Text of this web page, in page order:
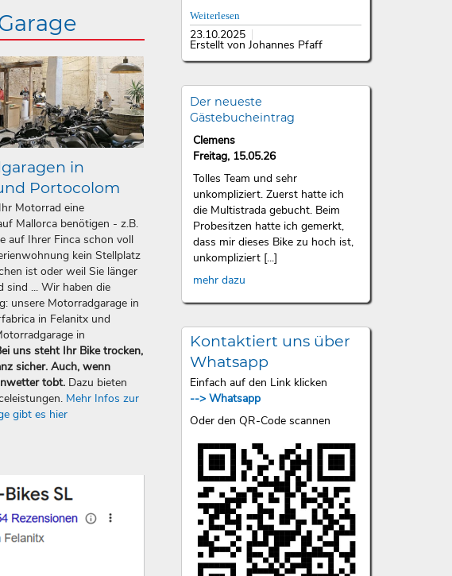
Weiterlesen
23.10.2025
Erstellt von Johannes Pfaff
Der neueste
Gästebucheintrag
Clemens
Freitag, 15.05.26
Tolles Team und sehr
unkompliziert. Zuerst hatte ich
die Multistrada gebucht. Beim
Probesitzen hatte ich gemerkt,
dass mir dieses Bike zu hoch ist,
unkompliziert [...]
mehr dazu
Kontaktiert uns über
Whatsapp
Einfach auf den Link klicken
--> Whatsapp
Oder den QR-Code scannen
in
Portocolom
Motorrad eine
Mallorca benötigen - z.B.
auf Ihrer Finca schon voll
kein Stellplatz
ist oder weil Sie länger
sind ... Wir haben die
unsere Motorradgarage in
in Felanitx und
in
uns steht Ihr Bike trocken,
sicher. Auch, wenn
tobt. Dazu bieten
Mehr Infos zur
gibt es hier